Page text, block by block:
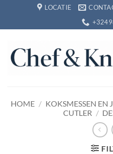
inhoud
LOCATIE
HOME / KOKSMESSEN EN
CUTLER /